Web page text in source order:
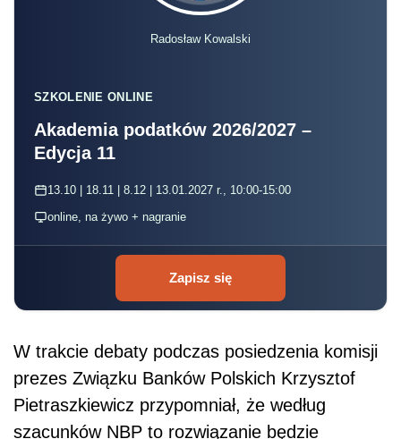
Radosław Kowalski
SZKOLENIE ONLINE
Akademia podatków 2026/2027 –
Edycja 11
13.10 | 18.11 | 8.12 | 13.01.2027 r., 10:00-15:00
online, na żywo + nagranie
Zapisz się
W trakcie debaty podczas posiedzenia komisji
prezes Związku Banków Polskich Krzysztof
Pietraszkiewicz przypomniał, że według
szacunków NBP to rozwiązanie będzie